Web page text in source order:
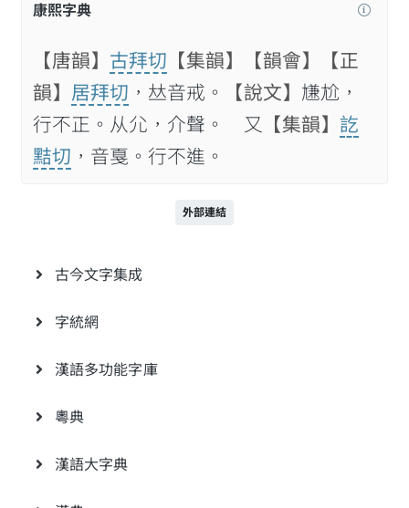
康熙字典
【唐韻】 古拜切 【集韻】 【韻會】
【正
韻】 居拜切 ，𠀤音戒。 【說文】 尲尬，
行不正。从尣，介聲。 又
【集韻】 訖
黠切 ，音戛。行不進。
外部連結
古今文字集成
字統網
漢語多功能字庫
粵典
漢語大字典